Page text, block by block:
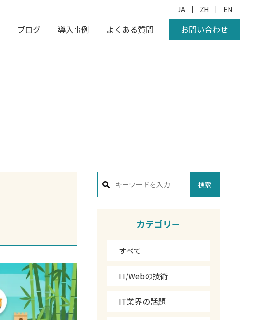
ブログ 導入事例 よくある質問
JA | ZH | EN
お問い合わせ
検索
カテゴリー
すべて
IT/Webの技術
IT業界の話題